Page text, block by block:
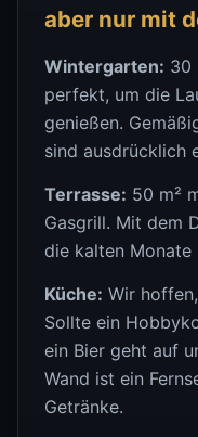
aber nur mit
Wintergarten: 30
perfekt, um die
genießen.
sind ausdrücklich
Terrasse: 50 m²
Gasgrill. Mit dem
die kalten Monate
Küche: Wir
Sollte ein
ein Bier geht auf
Wand ist ein
Getränke.